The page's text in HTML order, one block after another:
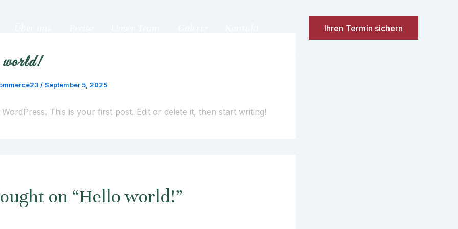
Ihren Termin sichern
/ September 5, 2025
This is your first post. Edit or delete it, then start writing!
on “Hello world!”